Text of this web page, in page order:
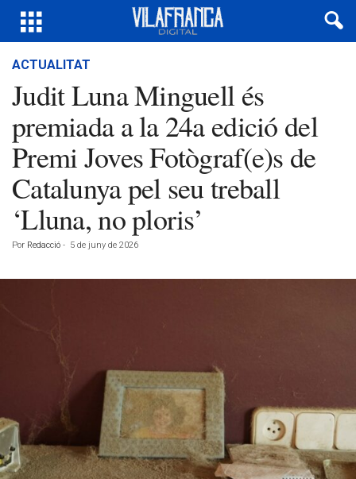
ACTUALITAT
Judit Luna Minguell és
premiada a la 24a edició del
Premi Joves Fotògraf(e)s de
Catalunya pel seu treball
‘Lluna, no ploris’
Por Redacció - 5 de juny de 2026